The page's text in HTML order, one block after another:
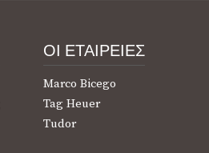
ΟΙ ΕΤΑΙΡΕΙΕΣ
Marco Bicego
Tag Heuer
Tudor